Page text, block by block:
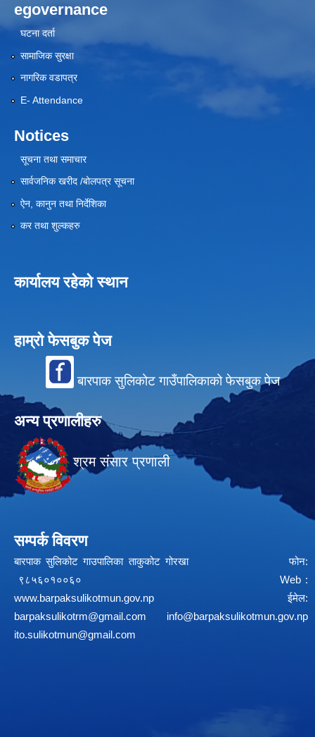
egovernance
घटना दर्ता
सामाजिक सुरक्षा
नागरिक वडापत्र
E- Attendance
Notices
सूचना तथा समाचार
सार्वजनिक खरीद /बोलपत्र सूचना
ऐन, कानुन तथा निर्देशिका
कर तथा शुल्कहरु
कार्यालय रहेको स्थान
हाम्रो फेसबुक पेज
बारपाक सुलिकोट गाउँपालिकाको फेसबुक पेज
अन्य प्रणालीहरु
श्रम संसार प्रणाली
सम्पर्क विवरण
बारपाक सुलिकोट गाउपालिका ताकुकोट गोरखा फोन:
९८५६०१००६० Web :
www.barpaksulikotmun.gov.np
ईमेल:
barpaksulikotrm@gmail.com
info@barpaksulikotmun.gov.np
ito.sulikotmun@gmail.com